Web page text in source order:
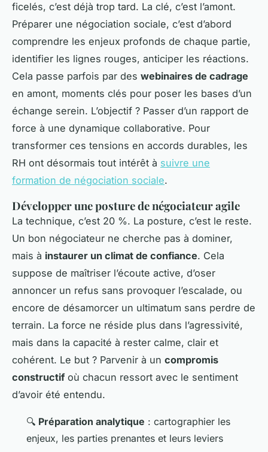
ficelés, c’est déjà trop tard. La clé, c’est l’amont.
Préparer une négociation sociale, c’est d’abord
comprendre les enjeux profonds de chaque partie,
identifier les lignes rouges, anticiper les réactions.
Cela passe parfois par des webinaires de cadrage
en amont, moments clés pour poser les bases d’un
échange serein. L’objectif ? Passer d’un rapport de
force à une dynamique collaborative. Pour
transformer ces tensions en accords durables, les
RH ont désormais tout intérêt à suivre une
formation de négociation sociale.
Développer une posture de négociateur agile
La technique, c’est 20 %. La posture, c’est le reste.
Un bon négociateur ne cherche pas à dominer,
mais à instaurer un climat de confiance. Cela
suppose de maîtriser l’écoute active, d’oser
annoncer un refus sans provoquer l’escalade, ou
encore de désamorcer un ultimatum sans perdre de
terrain. La force ne réside plus dans l’agressivité,
mais dans la capacité à rester calme, clair et
cohérent. Le but ? Parvenir à un compromis
constructifoù chacun ressort avec le sentiment
d’avoir été entendu.
🔍 Préparation analytique : cartographier les
enjeux, les parties prenantes et leurs leviers